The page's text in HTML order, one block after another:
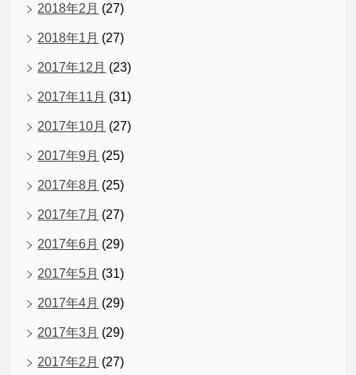
2018年2月 (27)
2018年1月 (27)
2017年12月 (23)
2017年11月 (31)
2017年10月 (27)
2017年9月 (25)
2017年8月 (25)
2017年7月 (27)
2017年6月 (29)
2017年5月 (31)
2017年4月 (29)
2017年3月 (29)
2017年2月 (27)